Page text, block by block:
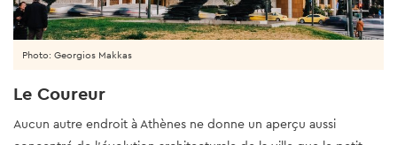
Photo: Georgios Makkas
Le Coureur
Aucun autre endroit à Athènes ne donne un aperçu aussi